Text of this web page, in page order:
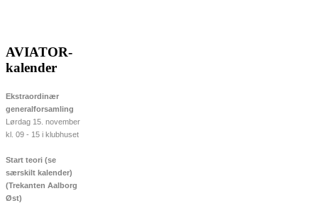
AVIATOR-
kalender
Ekstraordinær
generalforsamling
Lørdag 15. november
kl. 09 - 15 i klubhuset
Start teori (se
særskilt kalender)
(Trekanten Aalborg
Øst)